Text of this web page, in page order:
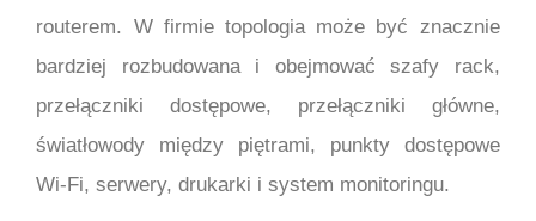
routerem. W firmie topologia może być znacznie
bardziej rozbudowana i obejmować szafy rack,
przełączniki dostępowe, przełączniki główne,
światłowody między piętrami, punkty dostępowe
Wi-Fi, serwery, drukarki i system monitoringu.